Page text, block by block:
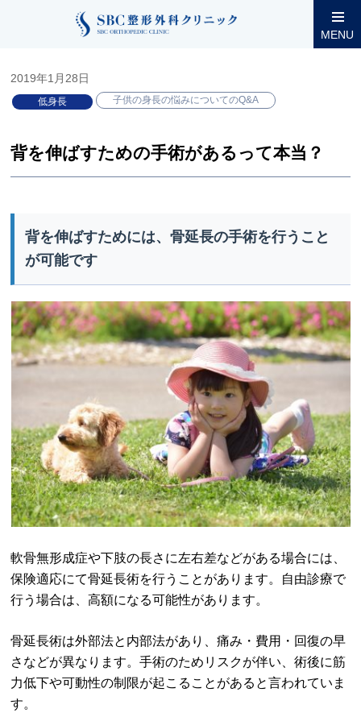
MENU
整形外科コラム 小児低身長 子供の身長の悩みについてのQ&A
2019年1月28日
低身長 子供の身長の悩みについてのQ&A
背を伸ばすための手術があるって本当？
背を伸ばすためには、骨延長の手術を行うこと
が可能です
軟骨無形成症や下肢の長さに左右差などがある場合には、
保険適応にて骨延長術を行うことがあります。自由診療で
行う場合は、高額になる可能性があります。
骨延長術は外部法と内部法があり、痛み・費用・回復の早
さなどが異なります。手術のためリスクが伴い、術後に筋
力低下や可動性の制限が起こることがあると言われていま
す。